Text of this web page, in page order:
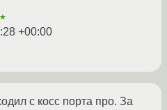
+00:00
с косс порта про. За